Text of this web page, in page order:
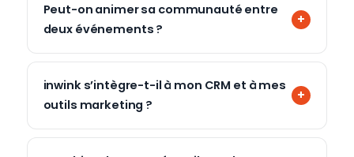
Peut-on animer sa communauté entre
deux événements ?
inwink s’intègre-t-il à mon CRM et à mes
outils marketing ?